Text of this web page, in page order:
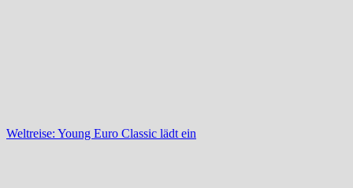
Weltreise: Young Euro Classic lädt ein